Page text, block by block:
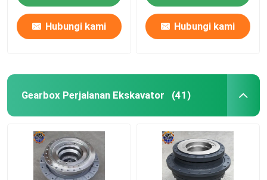
Hubungi kami Hubungi kami
Gearbox Perjalanan Ekskavator (41)